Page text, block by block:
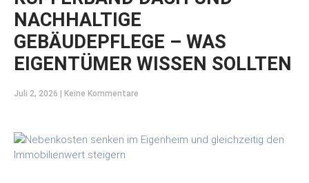
NACHHALTIGE
GEBÄUDEPFLEGE – WAS
EIGENTÜMER WISSEN SOLLTEN
Juli 2, 2026 Keine Kommentare